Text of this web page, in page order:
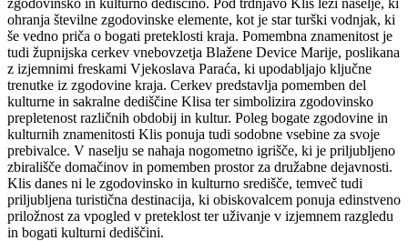
ohranja številne zgodovinske elemente, kot je star turški vodnjak, ki
še vedno priča o bogati preteklosti kraja. Pomembna znamenitost je
tudi župnijska cerkev vnebovzetja Blažene Device Marije, poslikana
z izjemnimi freskami Vjekoslava Paraća, ki upodabljajo ključne
trenutke iz zgodovine kraja. Cerkev predstavlja pomemben del
kulturne in sakralne dediščine Klisa ter simbolizira zgodovinsko
prepletenost različnih obdobij in kultur. Poleg bogate zgodovine in
kulturnih znamenitosti Klis ponuja tudi sodobne vsebine za svoje
prebivalce. V naselju se nahaja nogometno igrišče, ki je priljubljeno
zbirališče domačinov in pomemben prostor za družabne dejavnosti.
Klis danes ni le zgodovinsko in kulturno središče, temveč tudi
priljubljena turistična destinacija, ki obiskovalcem ponuja edinstveno
priložnost za vpogled v preteklost ter uživanje v izjemnem razgledu
in bogati kulturni dediščini.